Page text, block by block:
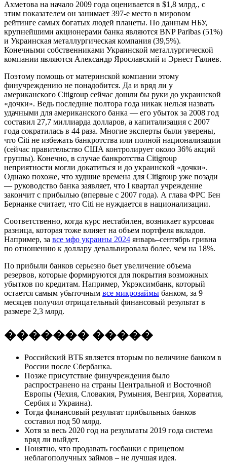
Ахметова на начало 2009 года оценивается в $1,8 млрд., с
этим показателем он занимает 397-е место в мировом
рейтинге самых богатых людей планеты. По данным НБУ,
крупнейшими акционерами банка являются BNP Paribas (51%)
и Украинская металлургическая компания (39,5%).
Конечными собственниками Украинской металлургической
компании являются Александр Ярославский и Эрнест Галиев.
Поэтому помощь от материнской компании этому
финучреждению не понадобится. Да и вряд ли у
американского Сitigroup сейчас дошли бы руки до украинской
«дочки». Ведь последние полтора года никак нельзя назвать
удачными для американского банка — его убыток за 2008 год
составил 27,7 миллиарда долларов, а капитализация с 2007
года сократилась в 44 раза. Многие эксперты были уверены,
что Сiti не избежать банкротства или полной национализации
(сейчас правительство США контролирует около 36% акций
группы). Конечно, в случае банкротства Сitigroup
неприятности могли докатиться и до украинской «дочки».
Однако похоже, что худшие времена для Сitigroup уже позади
— руководство банка заявляет, что I квартал учреждение
закончит с прибылью (впервые с 2007 года). А глава ФРС Бен
Бернанке считает, что Citi не нуждается в национализации.
Соответственно, когда курс нестабилен, возникает курсовая
разница, которая тоже влияет на объем портфеля вкладов.
Например, за все мфо украины 2024 январь–сентябрь гривна
по отношению к доллару девальвировала более, чем на 18%.
По прибыли банков серьезно бьет увеличение объема
резервов, которые формируются для покрытия возможных
убытков по кредитам. Например, Укрэксимбанк, который
остается самым убыточным все микрозаймы банком, за 9
месяцев получил отрицательный финансовый результат в
размере 2,3 млрд.
������� �����
Российский ВТБ является вторым по величине банком в
России после Сбербанка.
Позже присутствие финучреждения было
распространено на страны Центральной и Восточной
Европы (Чехия, Словакия, Румыния, Венгрия, Хорватия,
Сербия и Украина).
Тогда финансовый результат прибыльных банков
составил под 50 млрд.
Хотя за весь 2020 год на результаты 2019 года система
вряд ли выйдет.
Понятно, что продавать госбанки с прицепом
неблагополучных займов – не лучшая идея.